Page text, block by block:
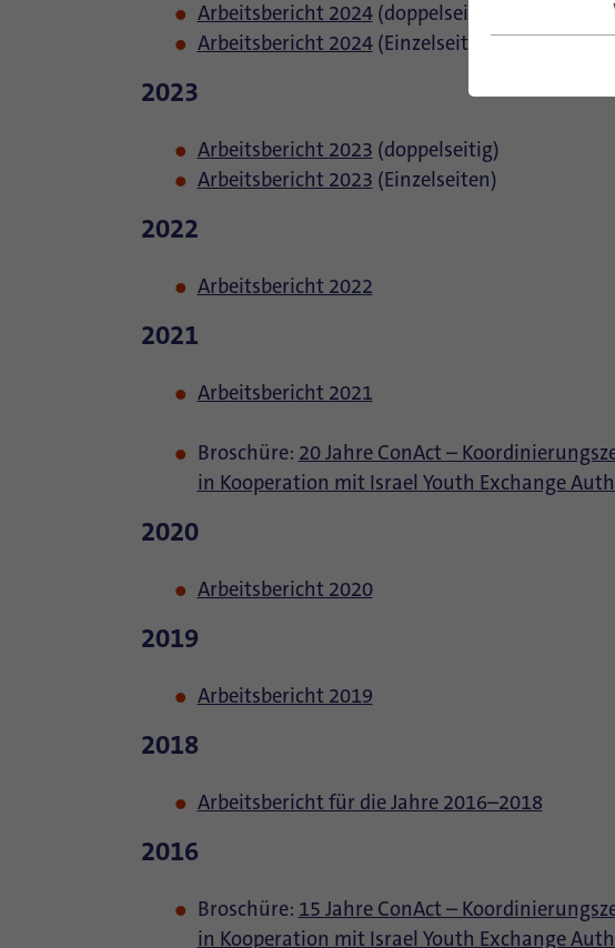
Arbeitsbericht 2024(doppelseitig)
Arbeitsbericht 2024(Einzelseiten)
2023
Arbeitsbericht 2023 (doppelseitig)
Arbeitsbericht 2023 (Einzelseiten)
2022
Arbeitsbericht 2022
2021
Arbeitsbericht 2021
Broschüre: 20 Jahre ConAct –
in Kooperation mit Israel Youth Exchange
2020
Arbeitsbericht 2020
2019
Arbeitsbericht 2019
2018
Arbeitsbericht für die Jahre 2016–2018
2016
Broschüre: 15 Jahre ConAct –
in Kooperation mit Israel Youth Exchange